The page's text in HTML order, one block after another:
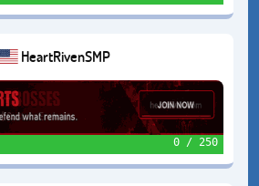
HeartRivenSMP
0 / 250